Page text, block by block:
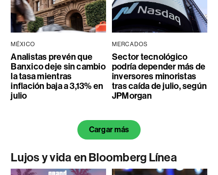
MÉXICO
Analistas prevén que
Banxico deje sin cambio
la tasa mientras
inflación baja a 3,13% en
julio
MERCADOS
Sector tecnológico
podría depender más de
inversores minoristas
tras caída de julio, según
JPMorgan
Cargar más
Lujos y vida en Bloomberg Línea